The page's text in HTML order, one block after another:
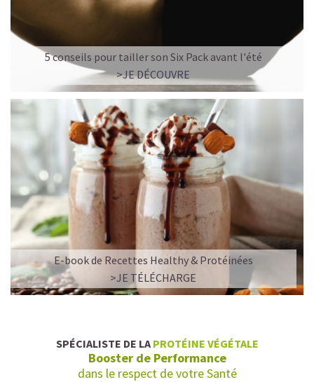
Un goût légèrement herbacé, addictif et plein de
bienfaits.
Idéal pour : recharger ses batteries sans caféine,
hydrater, et retrouver focus et sérénité.
Découvrir leMatcha Latte Glacé Protéiné
SAWONDO RÉINVENTE LE PLAISIR DES CAFÉS GLACÉS
✅ Sans sucre raffiné
✅ Vegan & naturel
✅ Riche en protéines végétales de qualité
✅ Allient goût, texture et bienfaits nutritionnels
✅ Faible en calories, mais riche en goût
✅ Une énergie stable (pas de pic glycémique)
bien-être !
Faites-vous du bien à chaque gorgée et découvrez la
5 conseils pour tailler son Six Pack avant l'été
>JE DÉCOUVRE
E-book de Recettes Healthy & Protéinées
>JE TÉLÉCHARGE
SPÉCIALISTE DE LA PROTÉINE VÉGÉTALE
Booster de Performance
dans le respect de votre Santé